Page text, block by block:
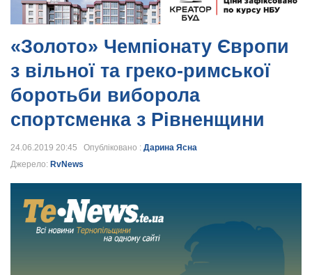
«Золото» Чемпіонату Європи
з вільної та греко-римської
боротьби виборола
спортсменка з Рівненщини
24.06.2019 20:45 Опубліковано : Дарина Ясна
Джерело: RvNews